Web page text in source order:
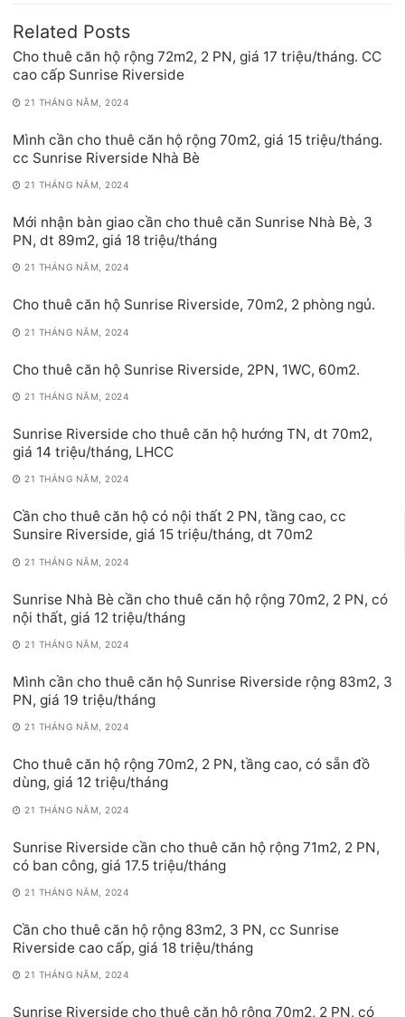
Related Posts
Cho thuê căn hộ rộng 72m2, 2 PN, giá 17 triệu/tháng. CC
cao cấp Sunrise Riverside
21 THÁNG NĂM, 2024
Mình cần cho thuê căn hộ rộng 70m2, giá 15 triệu/tháng.
cc Sunrise Riverside Nhà Bè
21 THÁNG NĂM, 2024
Mới nhận bàn giao cần cho thuê căn Sunrise Nhà Bè, 3
PN, dt 89m2, giá 18 triệu/tháng
21 THÁNG NĂM, 2024
Cho thuê căn hộ Sunrise Riverside, 70m2, 2 phòng ngủ.
21 THÁNG NĂM, 2024
Cho thuê căn hộ Sunrise Riverside, 2PN, 1WC, 60m2.
21 THÁNG NĂM, 2024
Sunrise Riverside cho thuê căn hộ hướng TN, dt 70m2,
giá 14 triệu/tháng, LHCC
21 THÁNG NĂM, 2024
Cần cho thuê căn hộ có nội thất 2 PN, tầng cao, cc
Sunsire Riverside, giá 15 triệu/tháng, dt 70m2
21 THÁNG NĂM, 2024
Sunrise Nhà Bè cần cho thuê căn hộ rộng 70m2, 2 PN, có
nội thất, giá 12 triệu/tháng
21 THÁNG NĂM, 2024
Mình cần cho thuê căn hộ Sunrise Riverside rộng 83m2, 3
PN, giá 19 triệu/tháng
21 THÁNG NĂM, 2024
Cho thuê căn hộ rộng 70m2, 2 PN, tầng cao, có sẵn đồ
dùng, giá 12 triệu/tháng
21 THÁNG NĂM, 2024
Sunrise Riverside cần cho thuê căn hộ rộng 71m2, 2 PN,
có ban công, giá 17.5 triệu/tháng
21 THÁNG NĂM, 2024
Cần cho thuê căn hộ rộng 83m2, 3 PN, cc Sunrise
Riverside cao cấp, giá 18 triệu/tháng
21 THÁNG NĂM, 2024
Sunrise Riverside cho thuê căn hộ rộng 70m2, 2 PN, có